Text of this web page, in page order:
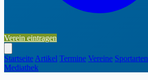
Verein eintragen
Startseite Artikel Termine Vereine Sportarten
Mediathek